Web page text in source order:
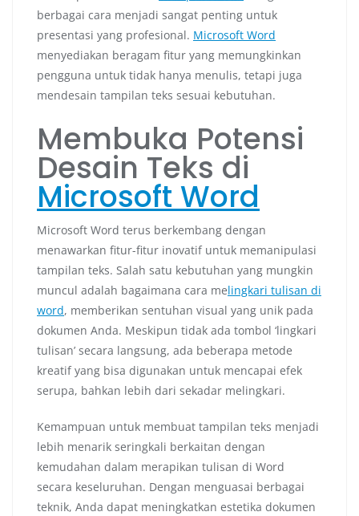
berbagai cara menjadi sangat penting untuk
presentasi yang profesional. Microsoft Word
menyediakan beragam fitur yang memungkinkan
pengguna untuk tidak hanya menulis, tetapi juga
mendesain tampilan teks sesuai kebutuhan.
Membuka Potensi
Desain Teks di
Microsoft Word
Microsoft Word terus berkembang dengan
menawarkan fitur-fitur inovatif untuk memanipulasi
tampilan teks. Salah satu kebutuhan yang mungkin
muncul adalah bagaimana cara melingkari tulisan di
word, memberikan sentuhan visual yang unik pada
dokumen Anda. Meskipun tidak ada tombol ‘lingkari
tulisan’ secara langsung, ada beberapa metode
kreatif yang bisa digunakan untuk mencapai efek
serupa, bahkan lebih dari sekadar melingkari.
Kemampuan untuk membuat tampilan teks menjadi
lebih menarik seringkali berkaitan dengan
kemudahan dalam merapikan tulisan di Word
secara keseluruhan. Dengan menguasai berbagai
teknik, Anda dapat meningkatkan estetika dokumen